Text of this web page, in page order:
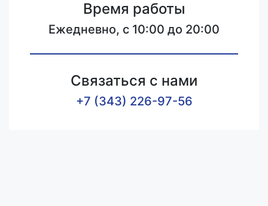
Время работы
Ежедневно, с 10:00 до 20:00
Связаться с нами
+7 (343) 226-97-56